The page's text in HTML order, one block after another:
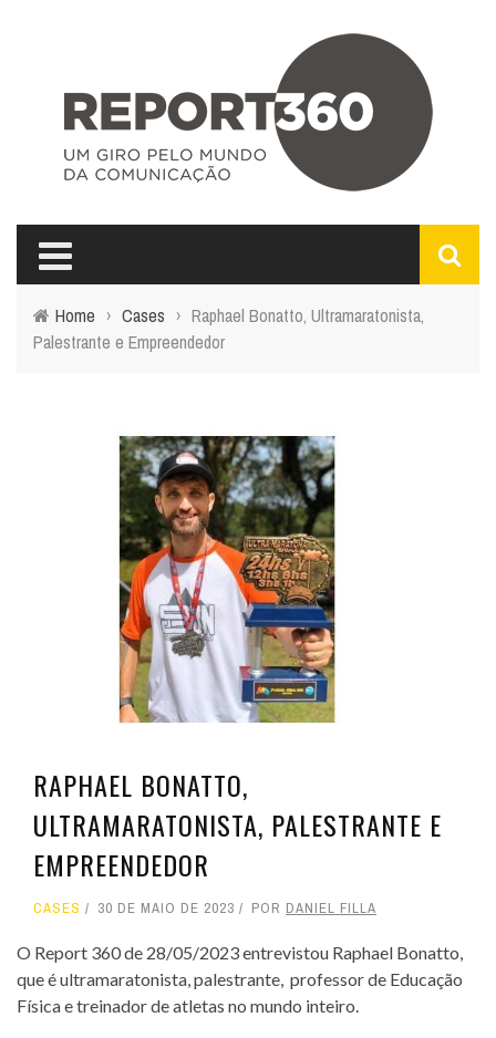
Home › Cases › Raphael Bonatto, Ultramaratonista,
Palestrante e Empreendedor
RAPHAEL BONATTO,
ULTRAMARATONISTA, PALESTRANTE E
EMPREENDEDOR
CASES 30 DE MAIO DE 2023 POR DANIEL FILLA
O Report 360 de 28/05/2023 entrevistou Raphael Bonatto,
que é ultramaratonista, palestrante, professor de Educação
Física e treinador de atletas no mundo inteiro.